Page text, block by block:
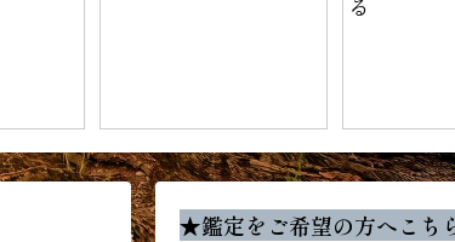
る
★鑑定をご希望の方へこち